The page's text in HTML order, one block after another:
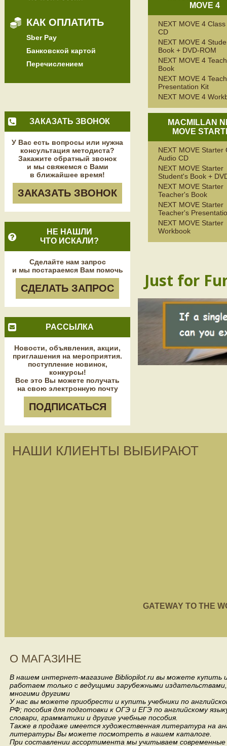
КАК ОПЛАТИТЬ
Sber Pay
Банковской картой
Перечислением
ЗАКАЗАТЬ ЗВОНОК
У Вас есть вопросы или нужна
консультация методиста?
Закажите обратный звонок
и мы свяжемся с Вами
в ближайшее время!
ЗАКАЗАТЬ ЗВОНОК
НЕ НАШЛИ
ЧТО ИСКАЛИ?
Сделайте нам запрос
и мы постараемся Вам помочь
СДЕЛАТЬ ЗАПРОС
РАССЫЛКА
Новости, объявления, акции,
приглашения на мероприятия.
поступление новинок,
конкурсы!
Все это Вы можете получать
на свою электронную почту
ПОДПИСАТЬСЯ
MOVE 4
NEXT MOVE 4 Class
CD
NEXT MOVE 4
Book + DVD-ROM
NEXT MOVE 4
Book
NEXT MOVE 4
Presentation Kit
NEXT MOVE 4
MACMILLAN
MOVE
NEXT MOVE Starter
Audio CD
NEXT MOVE Starter
Student's Book +
NEXT MOVE Starter
Teacher's Book
NEXT MOVE Starter
Teacher's
NEXT MOVE Starter
Workbook
Just for
НАШИ КЛИЕНТЫ ВЫБИРАЮТ
GATEWAY TO THE
О МАГАЗИНЕ
В нашем интернет-магазине Bibliopilot.ru вы можете купить
работаем только с ведущими зарубежными издательствами,
многими другими
У нас вы можете приобрести и купить учебники по
РФ; пособия для подготовки к ОГЭ и ЕГЭ по английскому
словари, грамматики и другие учебные пособия.
Также в продаже имеется художественная литература на
литературы Вы можете посмотреть в нашем каталоге.
При составлении ассортимента мы учитываем